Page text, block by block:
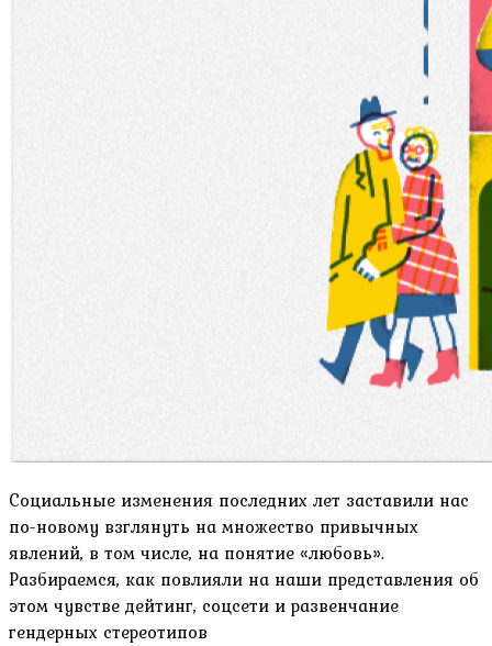
Социальные изменения последних лет заставили нас
по-новому взглянуть на множество привычных
явлений, в том числе, на понятие «любовь».
Разбираемся, как повлияли на наши представления об
этом чувстве дейтинг, соцсети и развенчание
гендерных стереотипов